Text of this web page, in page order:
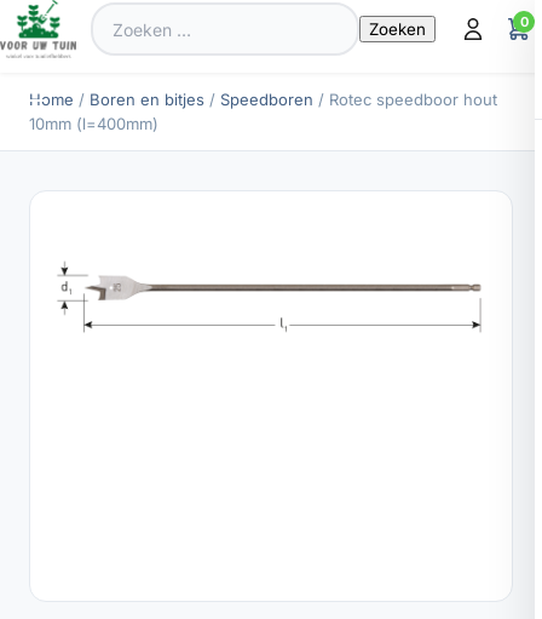
Zoeken
naar:
0
Home / Boren en bitjes / Speedboren / Rotec speedboor hout
10mm (l=400mm)